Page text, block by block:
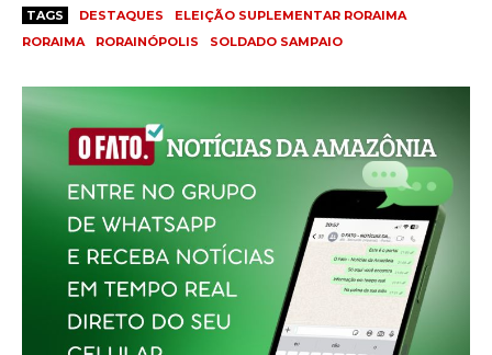
TAGS DESTAQUES
ELEIÇÃO SUPLEMENTAR RORAIMA
RORAIMA
RORAINÓPOLIS SOLDADO SAMPAIO